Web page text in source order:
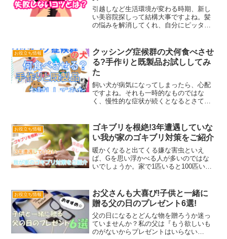
引越しなど生活環境が変わる時期、新し
い美容院探しって結構大事ですよね。髪
の悩みを解消してくれ、自分にピッタリ
選びには本当に苦労してきた私ですが、
自分に合った美容師さんに...
お役立ち情報
クッシング症候群の犬何食べさせ
る?手作りと既製品お試ししてみ
た
飼い犬が病気になってしまったら、心配
ですよね。それも一時的なものではな
く、慢性的な症状が続くとなるとさてこ
す。特に大事なものが、食習慣。病気に
ならないために普段からどんな...
お役立ち情報
ゴキブリを根絶!3年遭遇していな
い我が家のゴキブリ対策をご紹介
暖かくなると出てくる嫌な害虫といえ
ば、Gを思い浮かべる人が多いのではな
いでしょうか。家で1匹いると100匹いる
私は子供の頃に家で一時期Gが大量発生
した経験があり、姿を見...
お役立ち情報
お父さんも大喜び!子供と一緒に
贈る父の日のプレゼント6選!
父の日になるとどんな物を贈ろうか迷っ
ていませんか？私の父は『もう欲しいも
のがないからプレゼントはいらない